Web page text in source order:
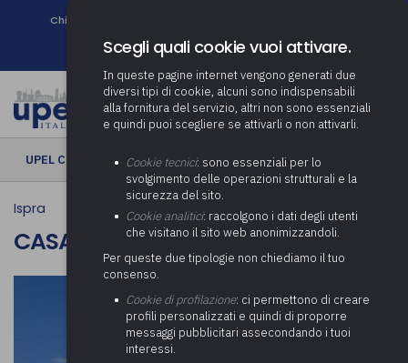
Chi siamo
Newsletter
UPEL CULTURA › Casa Don Guanella | Barza
Ispra
CASA DON GUANELLA | BARZA
Scegli quali cookie vuoi attivare.
In queste pagine internet vengono generati due
diversi tipi di cookie, alcuni sono indispensabili
alla fornitura del servizio, altri non sono essenziali
e quindi puoi scegliere se attivarli o non attivarli.
Cookie tecnici: sono essenziali per lo
svolgimento delle operazioni strutturali e la
sicurezza del sito.
Cookie analitici: raccolgono i dati degli utenti
che visitano il sito web anonimizzandoli.
Per queste due tipologie non chiediamo il tuo
consenso.
Cookie di profilazione: ci permettono di creare
profili personalizzati e quindi di proporre
messaggi pubblicitari assecondando i tuoi
interessi.